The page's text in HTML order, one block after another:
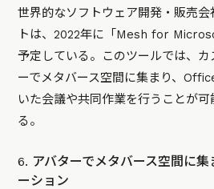
世界的なソフトウェア開発・販売会
トは、2022年に「 Mesh for
予定している。このツールでは、カ
ーでメタバース空間に集まり、
いた会議や共同作業を行うことが
る。
6. アバターでメタバース空間に
ーション